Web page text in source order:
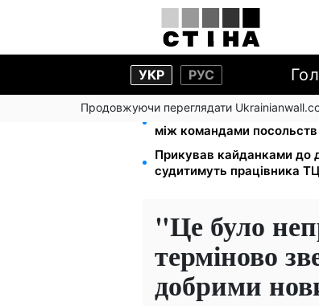
УКР РУС
Продовжуючи переглядатиНа стадіоні «Спартак» у
між командами
Прикував кайданками до
судитимуть працівника
"Це було
терміново
добрими